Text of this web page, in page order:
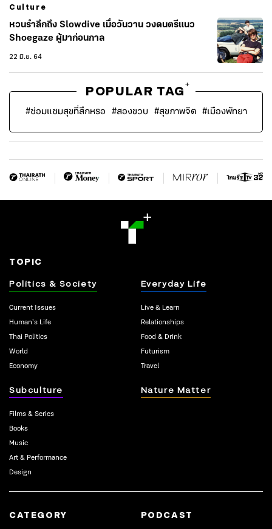
Culture
หวนรำลึกถึง Slowdive เมื่อวันวาน วงดนตรีแนว
Shoegaze ผู้มาก่อนกาล
22 มิ.ย. 64
POPULAR TAG
+
#ซ่อมแซมสุขที่สึกหรอ #สองขวบ #สุขภาพจิต #เมืองพัทยา
TOPIC
Politics & Society
Current Issues
Human’s Life
Thai Politics
World
Economy
Everyday Life
Live & Learn
Relationships
Food & Drink
Futurism
Travel
Subculture
Films & Series
Books
Music
Art & Performance
Design
Nature Matter
CATEGORY
PODCAST